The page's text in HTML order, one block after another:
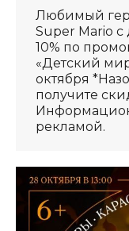
Любимый
Super Mario
10% по
«Детский
октября
получите
рекламой.